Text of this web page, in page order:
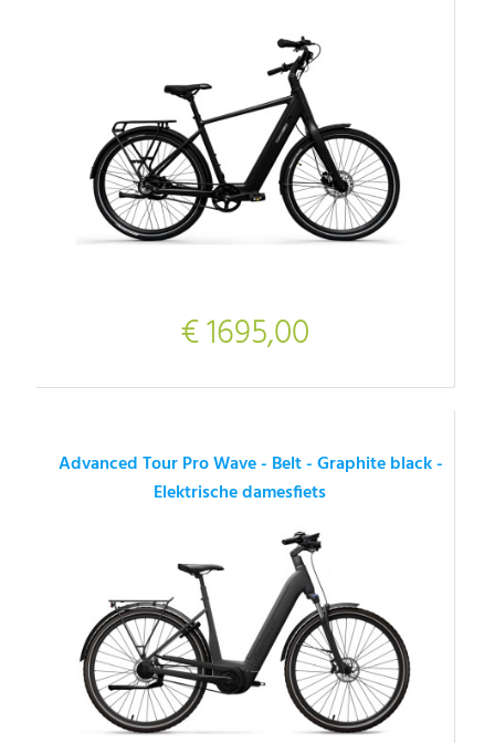
€ 1695,00
Advanced Tour Pro Wave - Belt - Graphite black -
Elektrische damesfiets